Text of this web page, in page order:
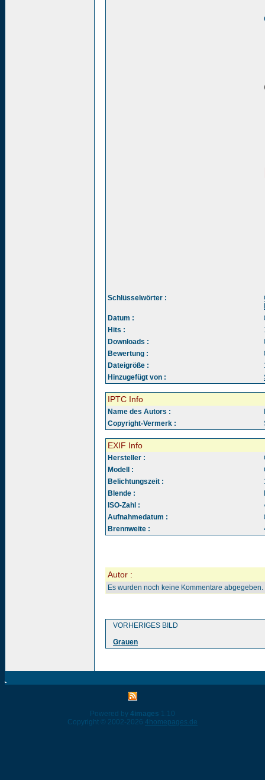
Schlüsselwörter :
Datum :
Hits :
Downloads :
Bewertung :
Dateigröße :
Hinzugefügt von :
IPTC Info
Name des Autors :
Copyright-Vermerk :
EXIF Info
Hersteller :
Modell :
Belichtungszeit :
Blende :
ISO-Zahl :
Aufnahmedatum :
Brennweite :
Autor :
Es wurden noch keine Kommentare abgegeben.
VORHERIGES BILD
Grauen
Powered by 4images 1.10
Copyright © 2002-2026 4homepages.de